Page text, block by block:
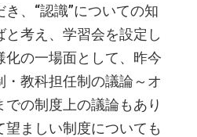
、“認識”についての知
と考え、学習会を設定し
化の一場面として、昨今
教科担任制の議論～オ
での制度上の議論もあり
望ましい制度についても